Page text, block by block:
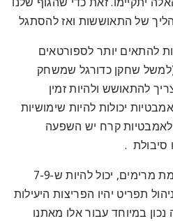
של התאוששות ואז להסתגל
להתאים יותר לספורטאים
שחקן כדורגל שמשחק
להתאושש ולהיות זמין
יכולות להיות שימושיות
קרח יש השפעה
סיבולת .
מצד שני, לאלו מאתנו שבאמת מרימים, יכול להיות ש-7-9
תפריט יהיו הפריצות היעילות
במיוחד עבור אלו מאתנו